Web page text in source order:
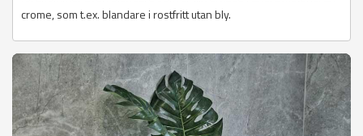
crome, som t.ex. blandare i rostfritt utan bly.